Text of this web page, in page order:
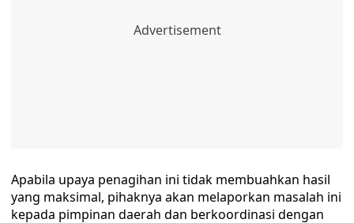
Apabila upaya penagihan ini tidak membuahkan hasil
yang maksimal, pihaknya akan melaporkan masalah ini
kepada pimpinan daerah dan berkoordinasi dengan